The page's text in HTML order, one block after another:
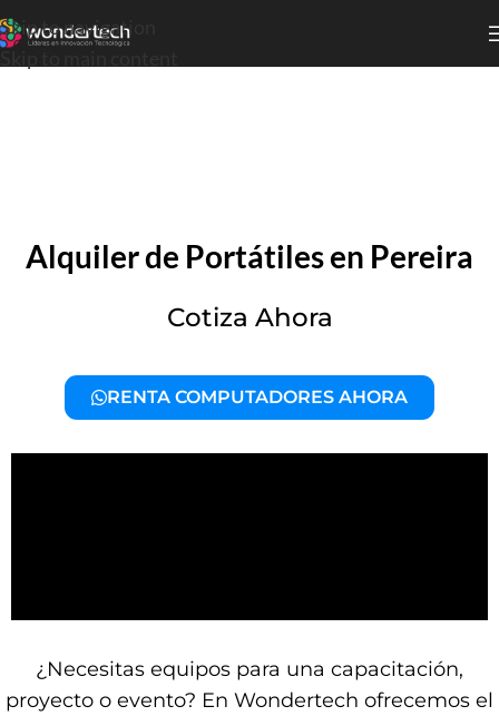
Skip to navigation
Alquiler de Portátiles en Pereira
Cotiza Ahora
RENTA COMPUTADORES AHORA
¿Necesitas equipos para una capacitación,
proyecto o evento? En Wondertech ofrecemos el